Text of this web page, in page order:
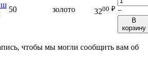
50 золото 3200 ₽ −
В
корзину
чтобы мы могли сообщить вам об